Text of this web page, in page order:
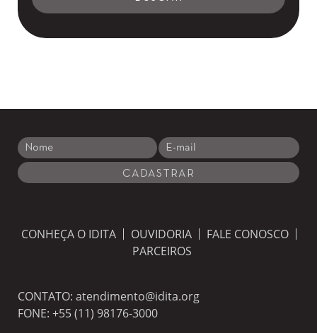
CONHEÇA O IDITA OUVIDORIA
FALE CONOSCO
PARCEIROS
CONTATO: atendimento@idita.org
FONE: +55 (11) 98176-3000